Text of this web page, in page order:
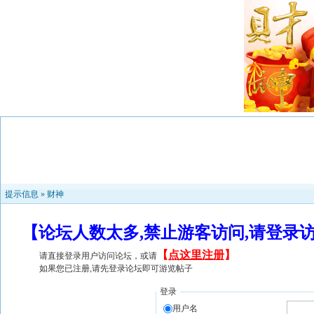
提示信息 » 财神
【论坛人数太多,禁止游客访问,请登
请直接登录用户访问论坛，或请 【 点这里注册】
如果您已注册,请先登录论坛即可游览帖子
登录
用户名